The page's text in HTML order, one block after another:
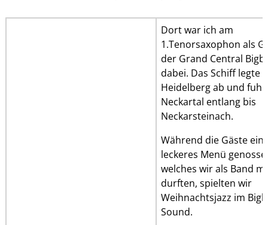
Dort war ich am
1.Tenorsaxophon als
der Grand Central
dabei. Das Schiff legte
Heidelberg ab und fuhr
Neckartal entlang bis
Neckarsteinach.
Während die Gäste ein
leckeres Menü
welches wir als Band
durften, spielten wir
Weihnachtsjazz im
Sound.